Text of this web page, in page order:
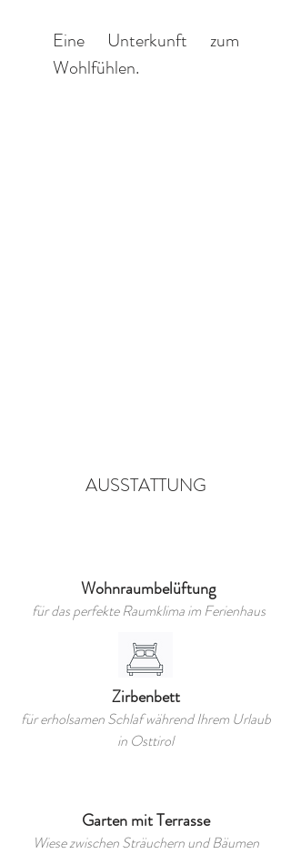
Eine Unterkunft zum
Wohlfühlen.
AUSSTATTUNG
Wohnraumbelüftung
für das perfekte Raumklima im Ferienhaus
Zirbenbett
für erholsamen Schlaf während Ihrem Urlaub
in Osttirol
Garten mit Terrasse
Wiese zwischen Sträuchern und Bäumen